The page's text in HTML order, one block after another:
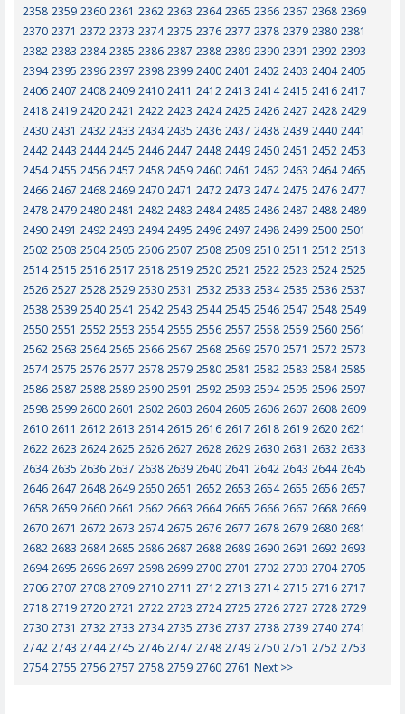
2358 2359 2360 2361 2362 2363 2364 2365 2366 2367 2368 2369
2370 2371 2372 2373 2374 2375 2376 2377 2378 2379 2380 2381
2382 2383 2384 2385 2386 2387 2388 2389 2390 2391 2392 2393
2394 2395 2396 2397 2398 2399 2400 2401 2402 2403 2404 2405
2406 2407 2408 2409 2410 2411 2412 2413 2414 2415 2416 2417
2418 2419 2420 2421 2422 2423 2424 2425 2426 2427 2428 2429
2430 2431 2432 2433 2434 2435 2436 2437 2438 2439 2440 2441
2442 2443 2444 2445 2446 2447 2448 2449 2450 2451 2452 2453
2454 2455 2456 2457 2458 2459 2460 2461 2462 2463 2464 2465
2466 2467 2468 2469 2470 2471 2472 2473 2474 2475 2476 2477
2478 2479 2480 2481 2482 2483 2484 2485 2486 2487 2488 2489
2490 2491 2492 2493 2494 2495 2496 2497 2498 2499 2500 2501
2502 2503 2504 2505 2506 2507 2508 2509 2510 2511 2512 2513
2514 2515 2516 2517 2518 2519 2520 2521 2522 2523 2524 2525
2526 2527 2528 2529 2530 2531 2532 2533 2534 2535 2536 2537
2538 2539 2540 2541 2542 2543 2544 2545 2546 2547 2548 2549
2550 2551 2552 2553 2554 2555 2556 2557 2558 2559 2560 2561
2562 2563 2564 2565 2566 2567 2568 2569 2570 2571 2572 2573
2574 2575 2576 2577 2578 2579 2580 2581 2582 2583 2584 2585
2586 2587 2588 2589 2590 2591 2592 2593 2594 2595 2596 2597
2598 2599 2600 2601 2602 2603 2604 2605 2606 2607 2608 2609
2610 2611 2612 2613 2614 2615 2616 2617 2618 2619 2620 2621
2622 2623 2624 2625 2626 2627 2628 2629 2630 2631 2632 2633
2634 2635 2636 2637 2638 2639 2640 2641 2642 2643 2644 2645
2646 2647 2648 2649 2650 2651 2652 2653 2654 2655 2656 2657
2658 2659 2660 2661 2662 2663 2664 2665 2666 2667 2668 2669
2670 2671 2672 2673 2674 2675 2676 2677 2678 2679 2680 2681
2682 2683 2684 2685 2686 2687 2688 2689 2690 2691 2692 2693
2694 2695 2696 2697 2698 2699 2700 2701 2702 2703 2704 2705
2706 2707 2708 2709 2710 2711 2712 2713 2714 2715 2716 2717
2718 2719 2720 2721 2722 2723 2724 2725 2726 2727 2728 2729
2730 2731 2732 2733 2734 2735 2736 2737 2738 2739 2740 2741
2742 2743 2744 2745 2746 2747 2748 2749 2750 2751 2752 2753
2754 2755 2756 2757 2758 2759 2760 2761 Next >>